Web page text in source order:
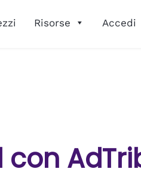
Risorse Accedi
con